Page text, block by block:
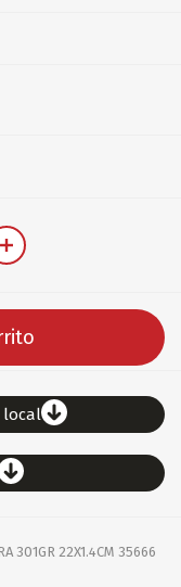
local
301GR 22X1.4CM 35666